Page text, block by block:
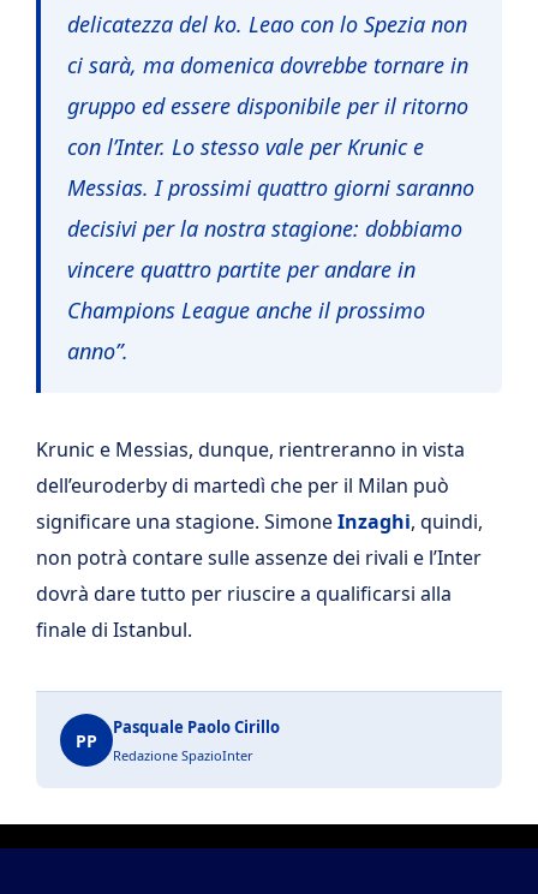
delicatezza del ko. Leao con lo Spezia non
ci sarà, ma domenica dovrebbe tornare in
gruppo ed essere disponibile per il ritorno
con l’Inter. Lo stesso vale per Krunic e
Messias. I prossimi quattro giorni saranno
decisivi per la nostra stagione: dobbiamo
vincere quattro partite per andare in
Champions League anche il prossimo
anno”.
Krunic e Messias, dunque, rientreranno in vista
dell’euroderby di martedì che per il Milan può
significare una stagione. SimoneInzaghi, quindi,
non potrà contare sulle assenze dei rivali e l’Inter
dovrà dare tutto per riuscire a qualificarsi alla
finale di Istanbul.
PP
Pasquale Paolo Cirillo
Redazione SpazioInter